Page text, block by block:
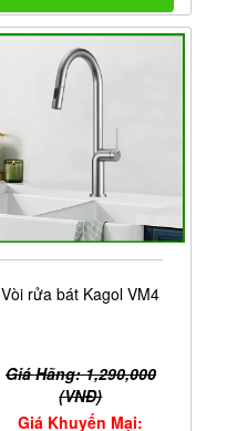
Vòi rửa bát Kagol VM4
Giá Hãng: 1,290,000
(VNĐ)
Giá Khuyến Mại: